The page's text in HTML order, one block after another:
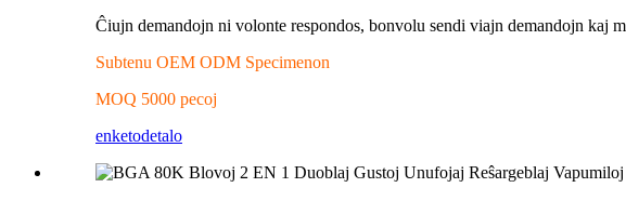
Ĉiujn demandojn ni volonte respondos, bonvolu sendi viajn demandojn kaj
Subtenu OEM ODM Specimenon
MOQ 5000 pecoj
enketodetalo